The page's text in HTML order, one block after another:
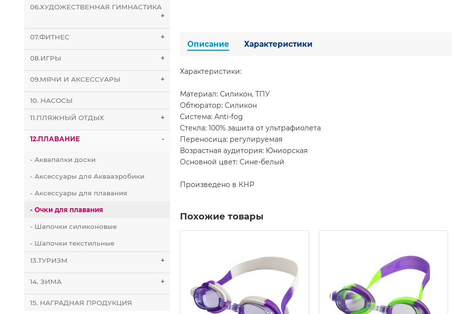
06.ХУДОЖЕСТВЕННАЯ ГИМНАСТИКА
+
07.ФИТНЕС +
08.ИГРЫ +
09.МЯЧИ И АКСЕССУАРЫ +
10. НАСОСЫ
11.ПЛЯЖНЫЙ ОТДЫХ +
12.ПЛАВАНИЕ -
- Аквапалки доски
- Аксессуары для Аквааэробики
- Аксессуары для плавания
- Очки для плавания
- Шапочки силиконовые
- Шапочки текстильные
13.ТУРИЗМ +
14. ЗИМА +
15. НАГРАДНАЯ ПРОДУКЦИЯ
Описание Характеристики
Характеристики:
Материал: Силикон, ТПУ
Обтюратор: Силикон
Система: Anti-fog
Стекла: 100% зашита от ультрафиолета
Переносица: регулируемая
Возрастная аудитория: Юниорская
Основной цвет: Сине-белый
Произведено в КНР
Похожие товары